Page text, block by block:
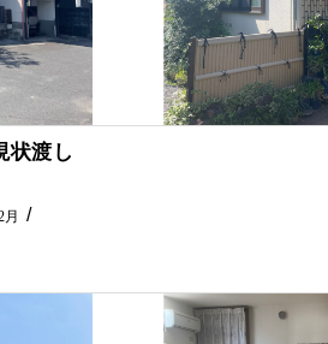
渡し
は93.44坪と広く平屋住宅でも余裕をもって建築できます!(^^)! 新築用地としてもいかがでしょうか？